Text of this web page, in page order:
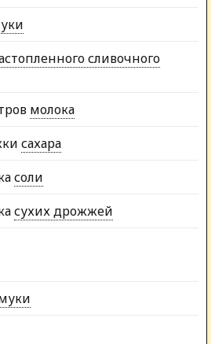
сливочного
молока
сахара
соли
сухих дрожжей